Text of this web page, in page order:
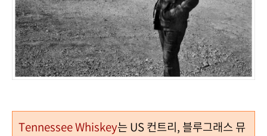
Tennessee Whiskey는 US 컨트리, 블루그래스 뮤